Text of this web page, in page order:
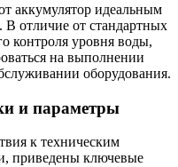
аккумулятор идеальным
отличие от стандартных
контроля уровня воды,
на выполнении
оборудования.
и параметры
к техническим
приведены ключевые